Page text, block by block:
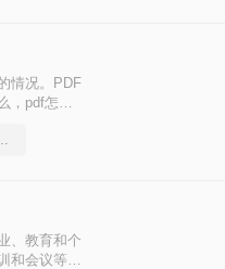
情况。PDF
，pdf怎么
要和好朋友分享
、教育和个
和会议等场